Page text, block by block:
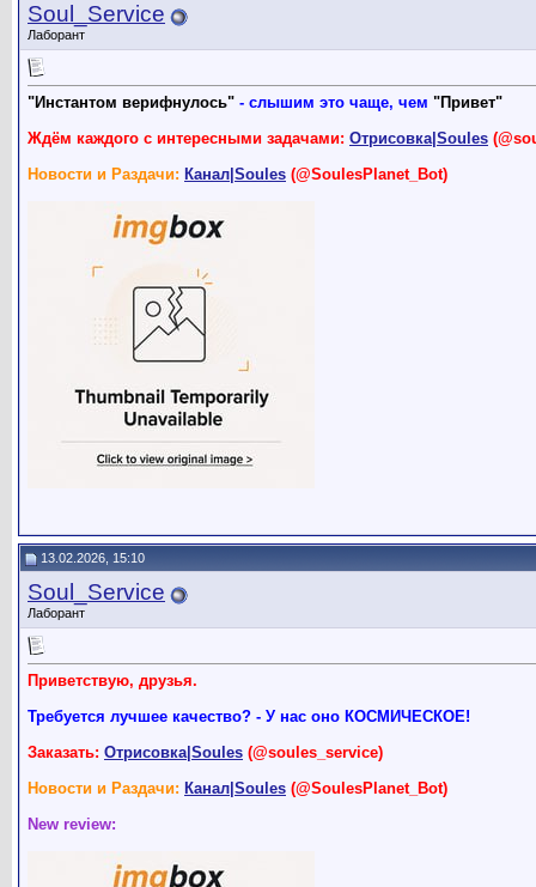
Soul_Service
Лаборант
"Инстантом верифнулось" - слышим это чаще, чем "Привет"
Ждём каждого с интересными задачами: Отрисовка|Soules
Новости и Раздачи: Канал|Soules (@SoulesPlanet_Bot)
13.02.2026, 15:10
Soul_Service
Лаборант
Приветствую, друзья.
Требуется лучшее качество? - У нас оно КОСМИЧЕСКОЕ!
Заказать: Отрисовка|Soules (@soules_service)
Новости и Раздачи: Канал|Soules (@SoulesPlanet_Bot)
New review: